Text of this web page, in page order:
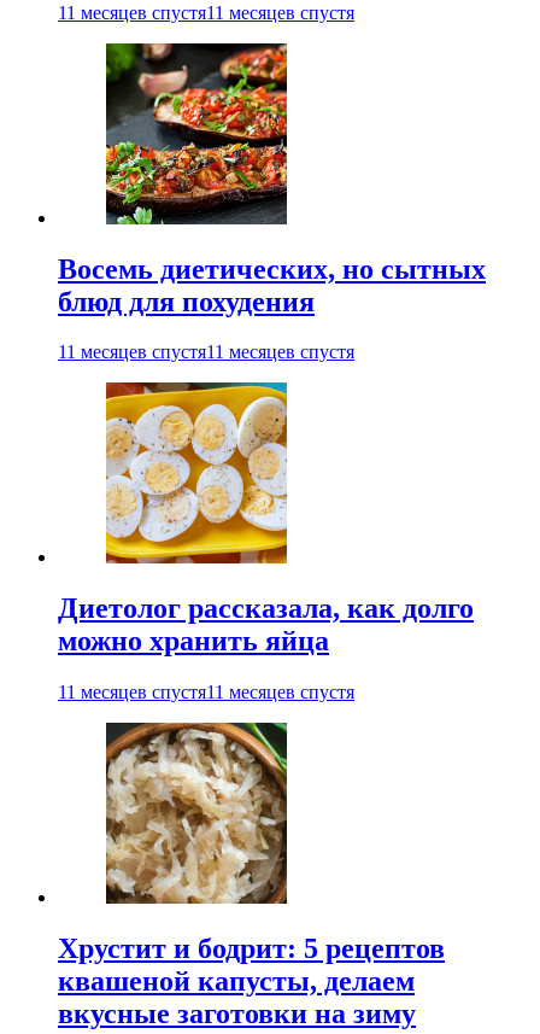
11 месяцев спустя11 месяцев спустя
Восемь диетических, но сытных
блюд для похудения
11 месяцев спустя11 месяцев спустя
Диетолог рассказала, как долго
можно хранить яйца
11 месяцев спустя11 месяцев спустя
Хрустит и бодрит: 5 рецептов
квашеной капусты, делаем
вкусные заготовки на зиму